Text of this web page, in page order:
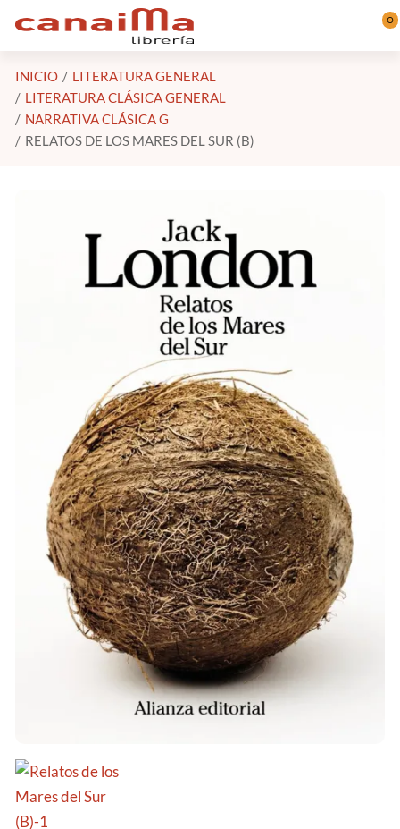
Saltar al contenido principal 0
INICIO
LITERATURA GENERAL
LITERATURA CLÁSICA GENERAL
NARRATIVA CLÁSICA G
RELATOS DE LOS MARES DEL SUR (B)